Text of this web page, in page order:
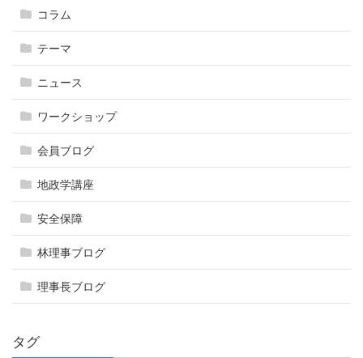
コラム
テーマ
ニュース
ワークショップ
会員ブログ
地政学講座
安全保障
林理事ブログ
理事長ブログ
タグ